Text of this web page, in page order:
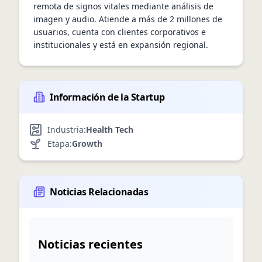
remota de signos vitales mediante análisis de
imagen y audio. Atiende a más de 2 millones de
usuarios, cuenta con clientes corporativos e
institucionales y está en expansión regional.
Información de la Startup
Industria:Health Tech
Etapa:Growth
Noticias Relacionadas
Noticias recientes